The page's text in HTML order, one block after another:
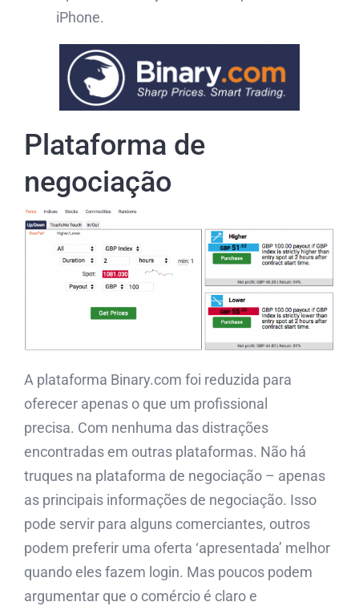
iPhone.
Plataforma de
negociação
A plataforma Binary.com foi reduzida para
oferecer apenas o que um profissional
precisa. Com nenhuma das distrações
encontradas em outras plataformas. Não há
truques na plataforma de negociação – apenas
as principais informações de negociação. Isso
pode servir para alguns comerciantes, outros
podem preferir uma oferta ‘apresentada’ melhor
quando eles fazem login. Mas poucos podem
argumentar que o comércio é claro e